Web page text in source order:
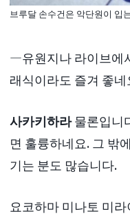
브루달 손수건은 악단원이 입
―유원지나 라이브에
래식이라도 즐겨 좋
사카키하라물론입니
면 훌륭하네요. 그 밖
기는 분도 많습니다.
요코하마 미나토 미